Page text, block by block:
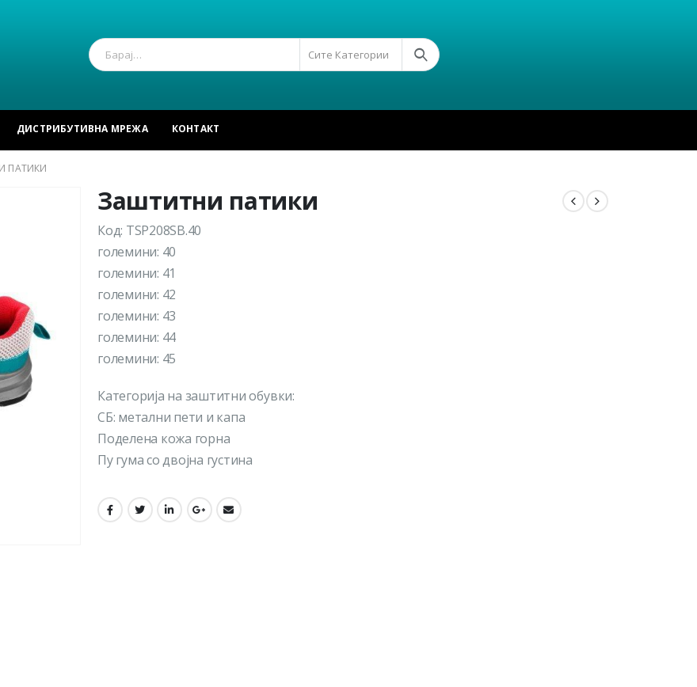
Сите Категории
ДИСТРИБУТИВНА МРЕЖА КОНТАКТ
ПАТИКИ
Заштитни патики
Код: TSP208SB.40
големини: 40
големини: 41
големини: 42
големини: 43
големини: 44
големини: 45
Категорија на заштитни обувки:
СБ: метални пети и капа
Поделена кожа горна
Пу гума со двојна густина